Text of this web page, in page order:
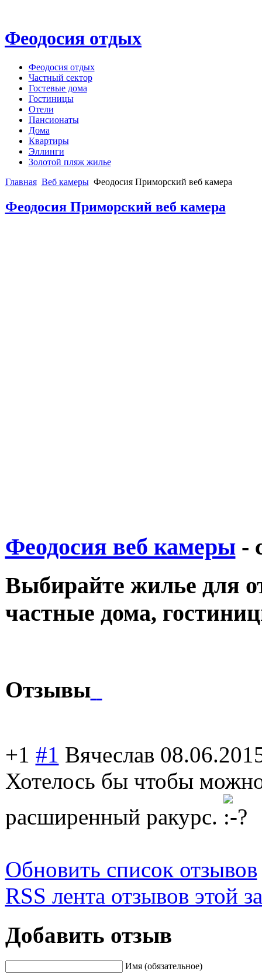
Феодосия отдых
Феодосия отдых
Частный сектор
Гостевые дома
Гостиницы
Отели
Пансионаты
Дома
Квартиры
Эллинги
Золотой пляж жилье
Главная Веб камеры Феодосия Приморский веб камера
Феодосия Приморский веб камера
Феодосия веб камеры-
Выбирайте жилье для
частные дома,
Отзывы
+1 #1 Вячеслав
Хотелось бы чтобы
расширенный ракурс.
Обновить список отзывов
RSS лента отзывов этой
Добавить отзыв
Имя (обязательное)